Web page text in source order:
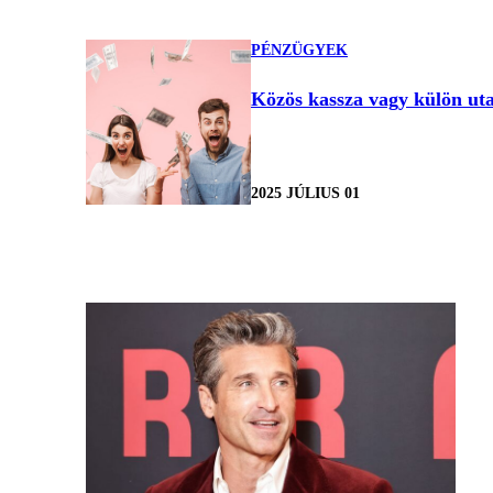
PÉNZÜGYEK
Közös kassza vagy külön
2025 JÚLIUS 01